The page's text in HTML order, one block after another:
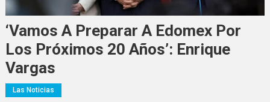
‘Vamos A Preparar A Edomex Por
Los Próximos 20 Años’: Enrique
Vargas
Las Noticias